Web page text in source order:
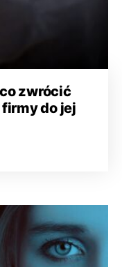
zwrócić
do jej